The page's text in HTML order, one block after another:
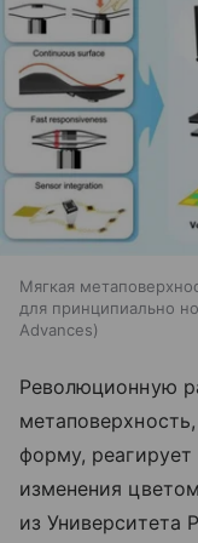
Мягкая
для принципиально
Advances
Революционную
форму,
изменения
из Университета